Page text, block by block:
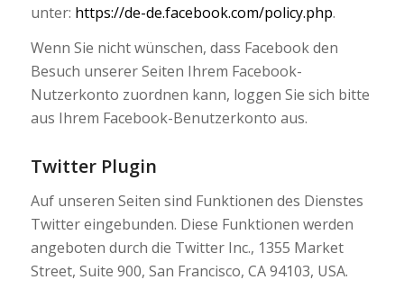
unter: https://de-de.facebook.com/policy.php.
Wenn Sie nicht wünschen, dass Facebook den
Besuch unserer Seiten Ihrem Facebook-
Nutzerkonto zuordnen kann, loggen Sie sich bitte
aus Ihrem Facebook-Benutzerkonto aus.
Twitter Plugin
Auf unseren Seiten sind Funktionen des Dienstes
Twitter eingebunden. Diese Funktionen werden
angeboten durch die Twitter Inc., 1355 Market
Street, Suite 900, San Francisco, CA 94103, USA.